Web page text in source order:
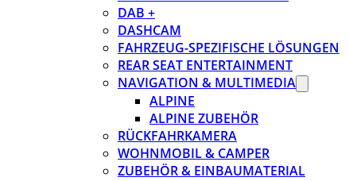
DAB +
DASHCAM
FAHRZEUG-SPEZIFISCHE LÖSUNGEN
REAR SEAT ENTERTAINMENT
NAVIGATION & MULTIMEDIA
ALPINE
ALPINE ZUBEHÖR
RÜCKFAHRKAMERA
WOHNMOBIL & CAMPER
ZUBEHÖR & EINBAUMATERIAL